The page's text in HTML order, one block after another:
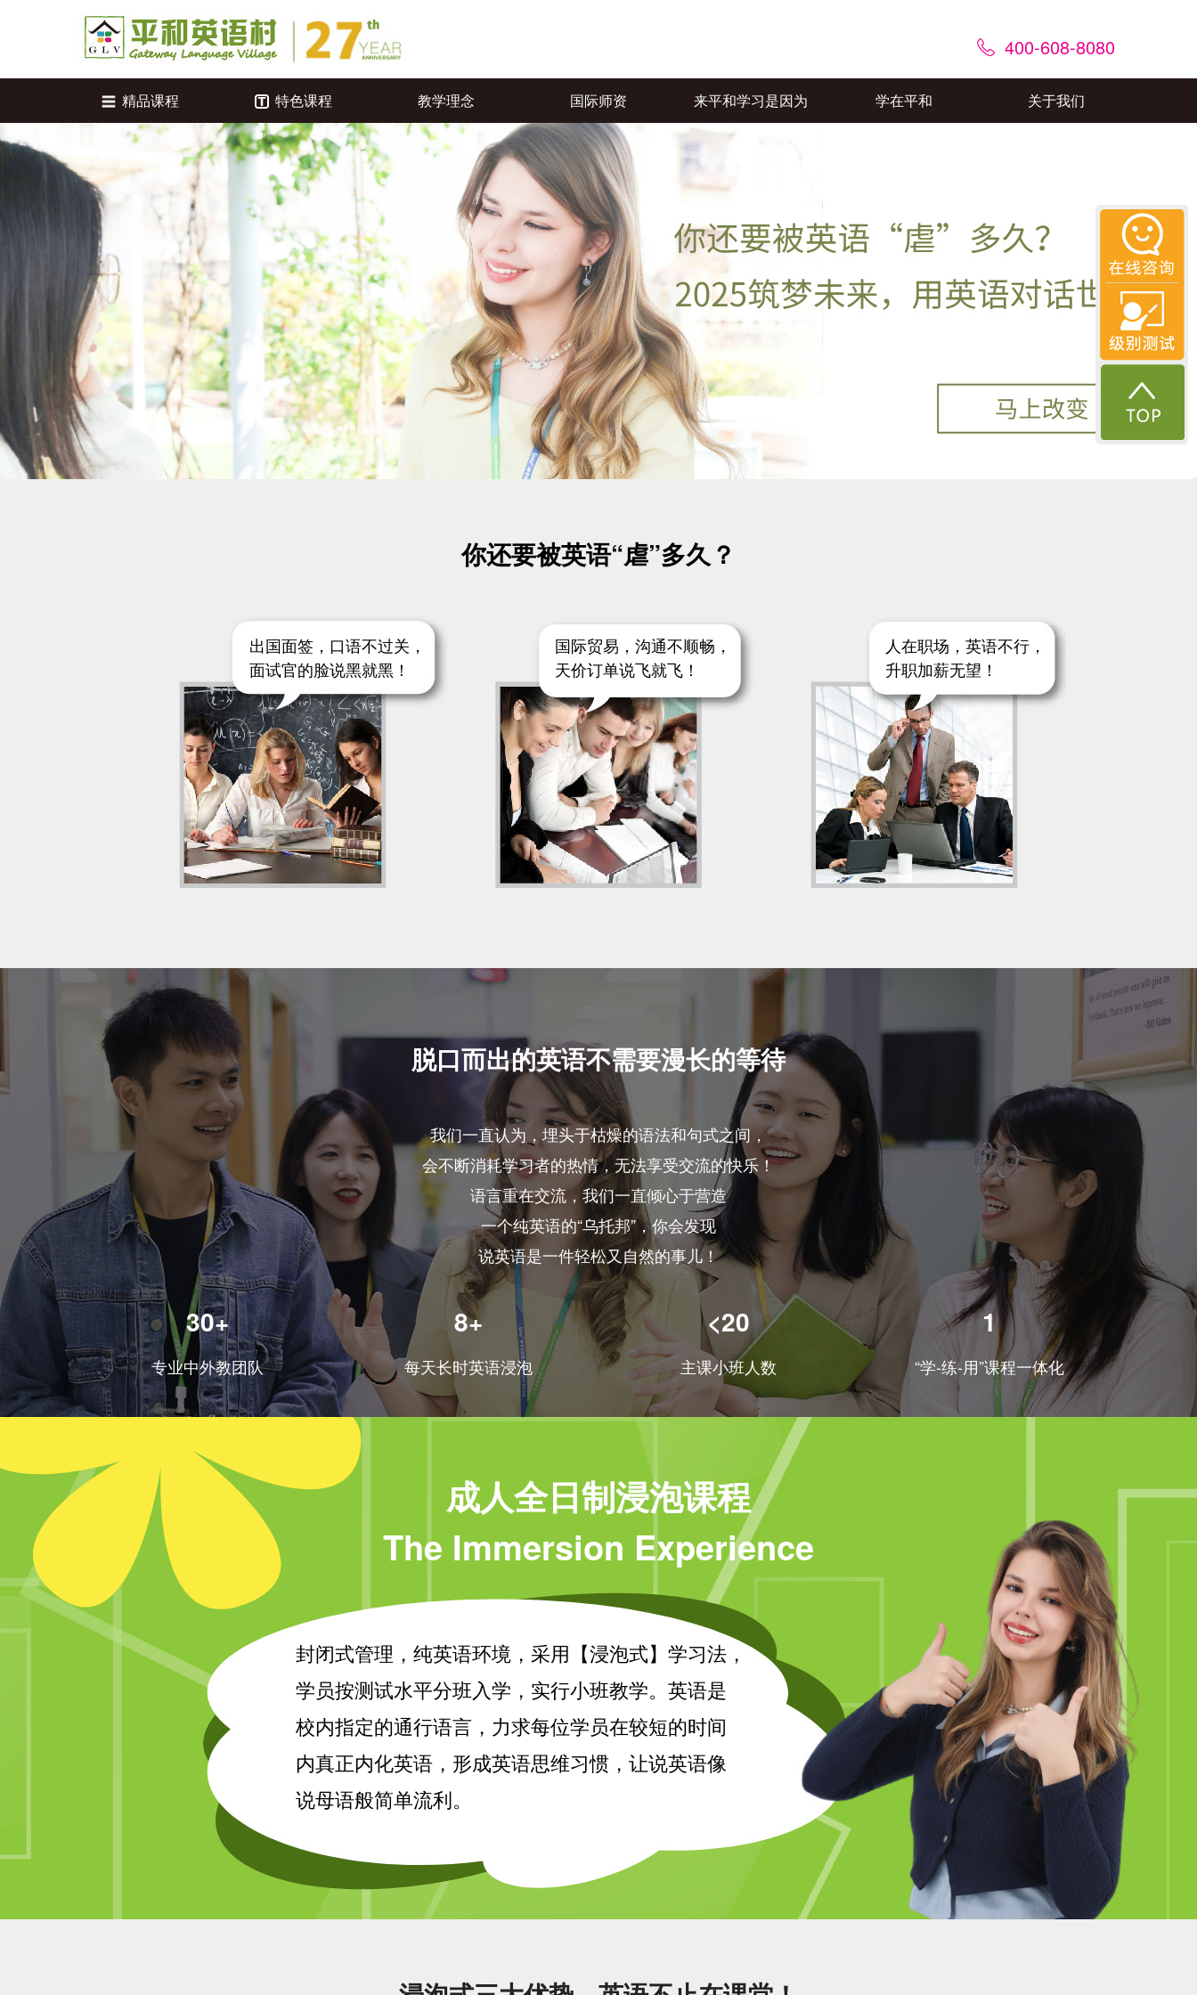
400-608-8080
精品课程 特色课程 教学理念 国际师资 来平和学习是因为 学在平和 关于我们
你还要被英语“虐”多久？
出国面签，口语不过关，
面试官的脸说黑就黑！
国际贸易，沟通不顺畅，
天价订单说飞就飞！
人在职场，英语不行，
升职加薪无望！
脱口而出的英语不需要漫长的等待
我们一直认为，埋头于枯燥的语法和句式之间，
会不断消耗学习者的热情，无法享受交流的快乐！
语言重在交流，我们一直倾心于营造
一个纯英语的“乌托邦”，你会发现
说英语是一件轻松又自然的事儿！
30+
专业中外教团队
8+
每天长时英语浸泡
<20
主课小班人数
1
“学-练-用”课程一体化
成人全日制浸泡课程
The Immersion Experience
封闭式管理，纯英语环境，采用【浸泡式】学习法，
学员按测试水平分班入学，实行小班教学。英语是
校内指定的通行语言，力求每位学员在较短的时间
内真正内化英语，形成英语思维习惯，让说英语像
说母语般简单流利。